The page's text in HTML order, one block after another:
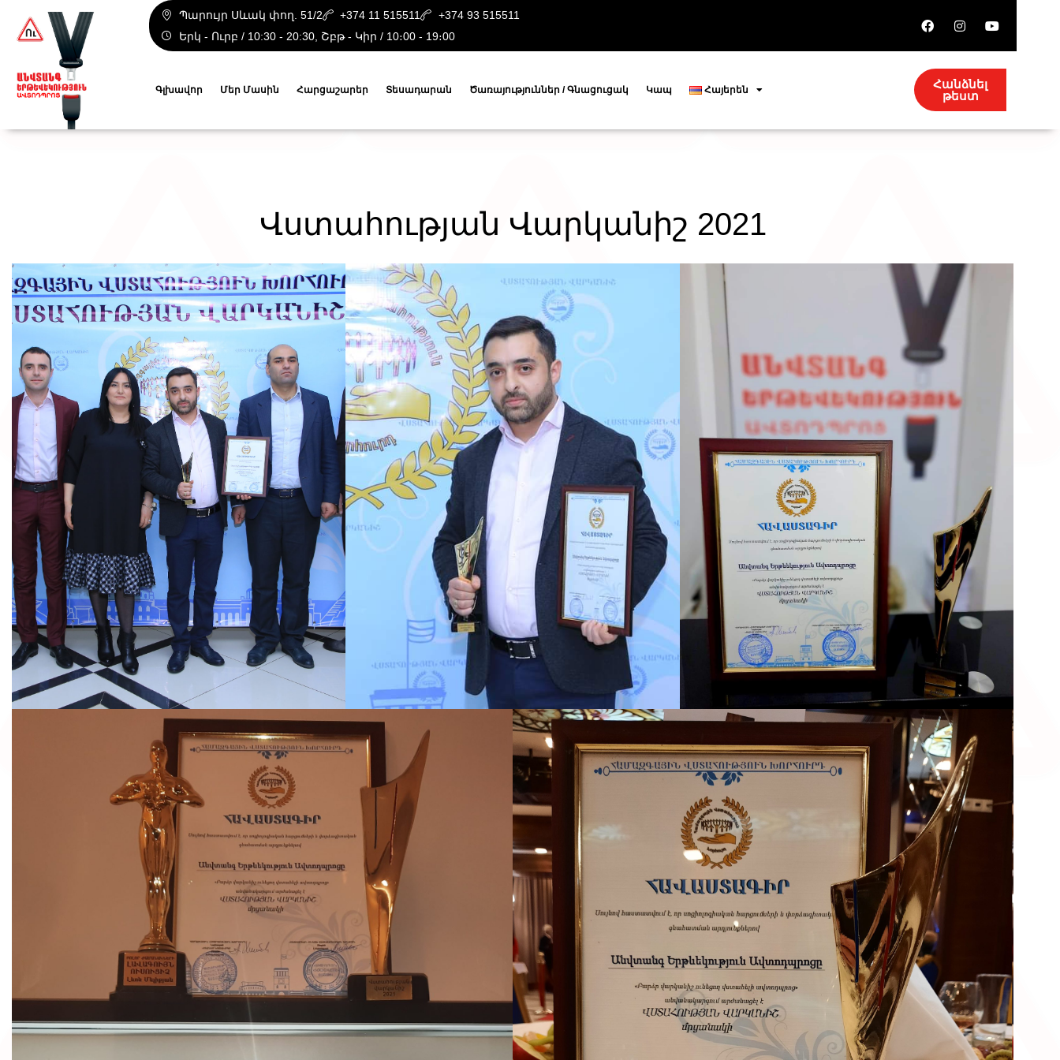
Պարույր Սևակ փող. 51/2 +374 11 515511
+374 93 515511
Երկ - Ուրբ / 10:30 - 20:30, Շբթ - Կիր / 10։00 - 19։00
Գլխավոր Մեր Մասին Հարցաշարեր Տեսադարան Ծառայություններ / Գնացուցակ Կապ Հայերեն
Հանձնել
թեստ
Վստահության Վարկանիշ 2021